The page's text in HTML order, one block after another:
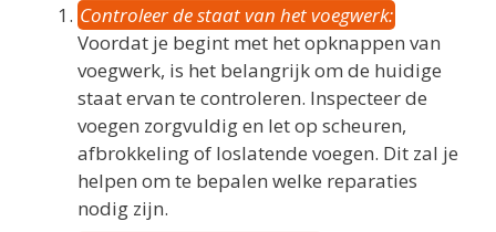
Controleer de staat van het voegwerk:
Voordat je begint met het opknappen van
voegwerk, is het belangrijk om de huidige
staat ervan te controleren. Inspecteer de
voegen zorgvuldig en let op scheuren,
afbrokkeling of loslatende voegen. Dit zal je
helpen om te bepalen welke reparaties
nodig zijn.